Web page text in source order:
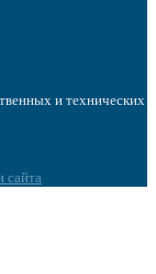
и технических
сайта